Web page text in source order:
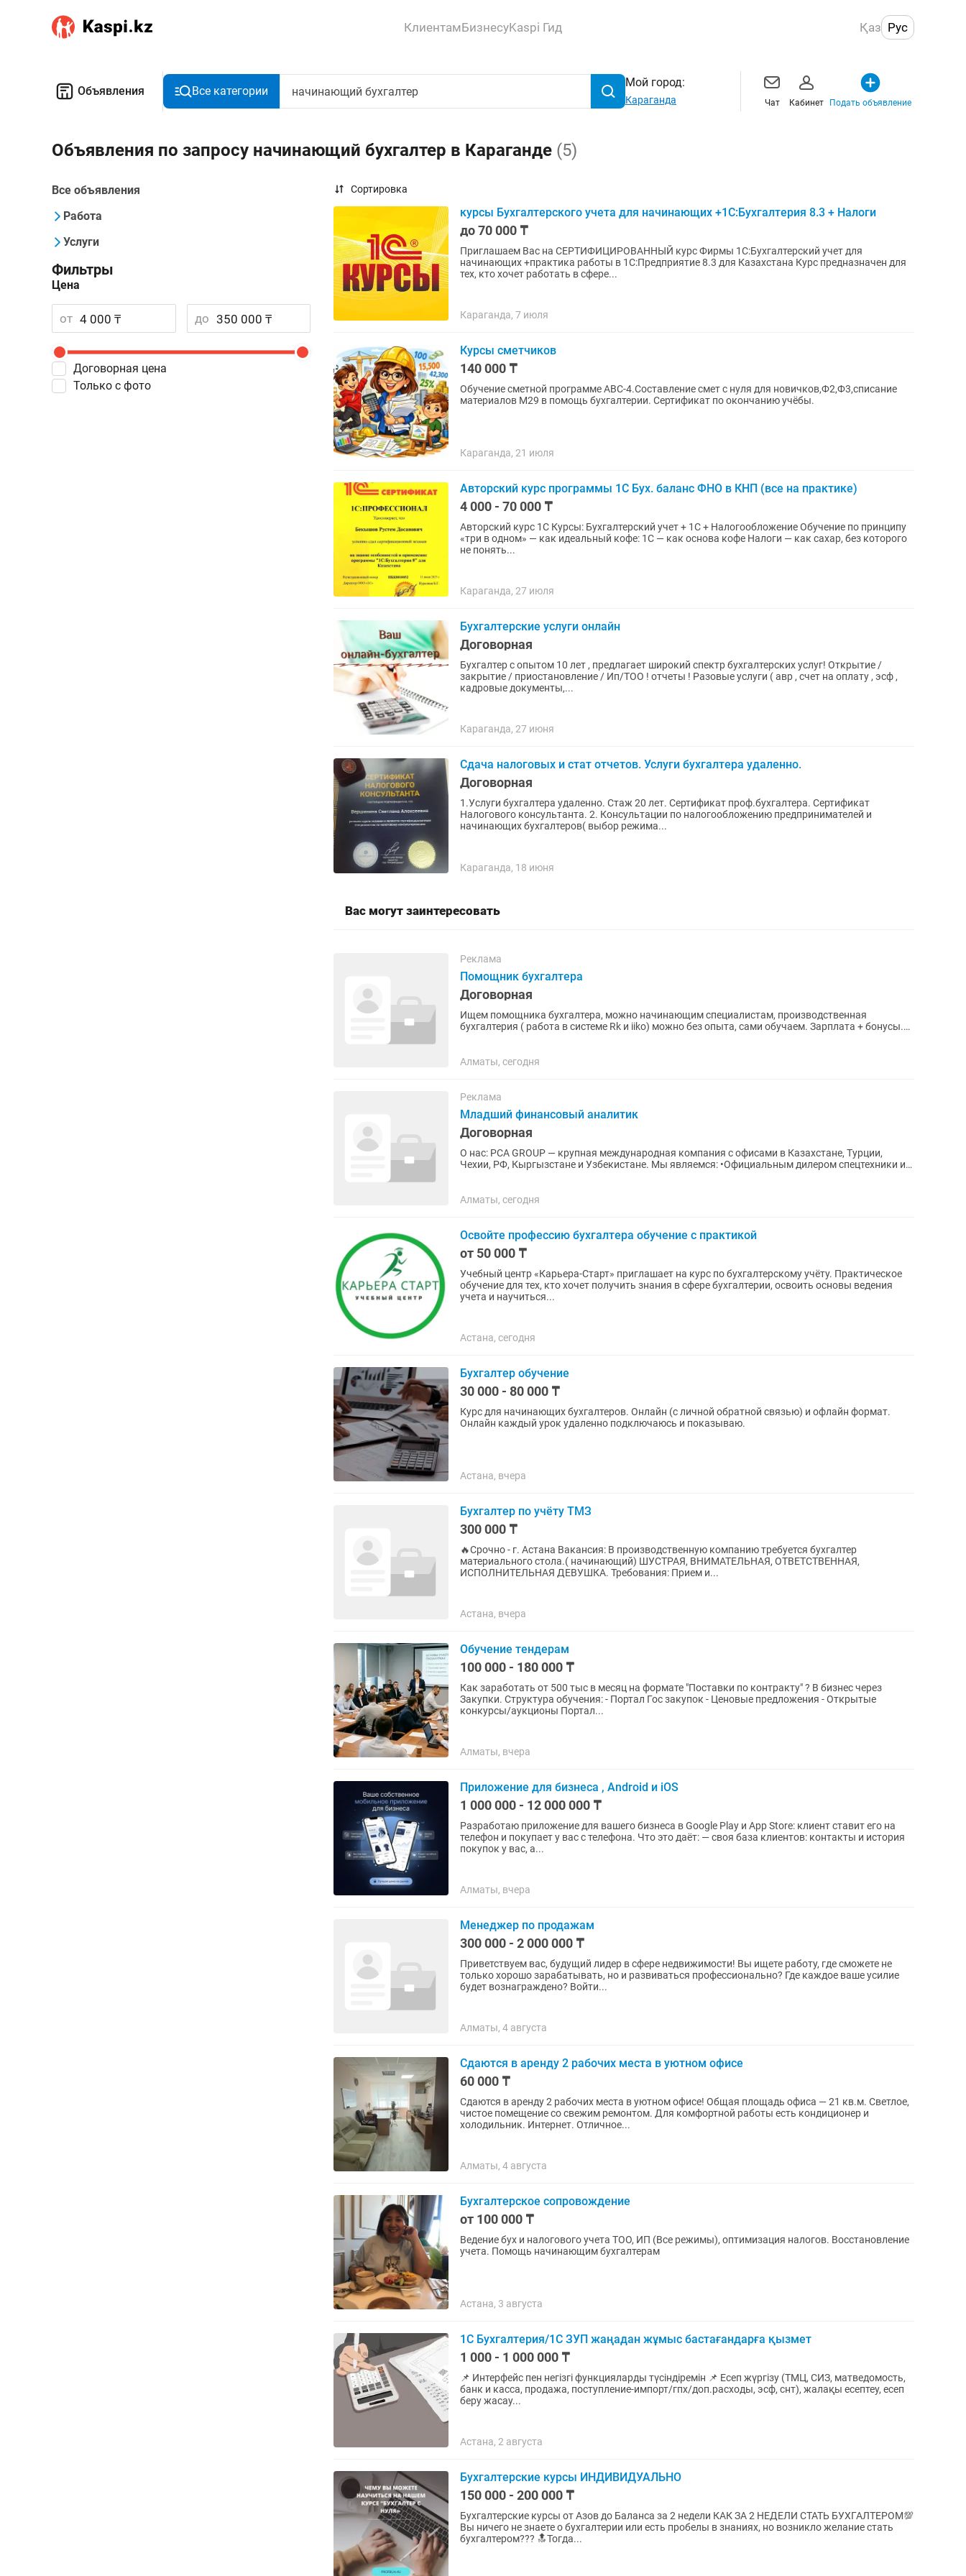
КлиентамБизнесуKaspi Гид Қаз Рус
Объявления Все категории
Мой город:
Караганда Чат Кабинет Подать объявление
Объявления по запросу начинающий бухгалтер в Караганде (5)
Все объявления
Работа
Услуги
Фильтры
Цена
от до
Договорная цена
Только с фото
Сортировка
курсы Бухгалтерского учета для начинающих +1С:Бухгалтерия 8.3 + Налоги
до 70 000 ₸
Приглашаем Вас на СЕРТИФИЦИРОВАННЫЙ курс Фирмы 1С:Бухгалтерский учет для
начинающих +практика работы в 1С:Предприятие 8.3 для Казахстана Курс предназначен для
тех, кто хочет работать в сфере...
Караганда, 7 июля
Курсы сметчиков
140 000 ₸
Обучение сметной программе АВС-4.Составление смет с нуля для новичков,Ф2,Ф3,списание
материалов М29 в помощь бухгалтерии. Сертификат по окончанию учёбы.
Караганда, 21 июля
Авторский курс программы 1С Бух. баланс ФНО в КНП (все на практике)
4 000 - 70 000 ₸
Авторский курс 1С Курсы: Бухгалтерский учет + 1С + Налогообложение Обучение по принципу
«три в одном» — как идеальный кофе: 1С — как основа кофе Налоги — как сахар, без которого
не понять...
Караганда, 27 июля
Бухгалтерские услуги онлайн
Договорная
Бухгалтер с опытом 10 лет , предлагает широкий спектр бухгалтерских услуг! Открытие /
закрытие / приостановление / Ип/ТОО ! отчеты ! Разовые услуги ( авр , счет на оплату , эсф ,
кадровые документы,...
Караганда, 27 июня
Сдача налоговых и стат отчетов. Услуги бухгалтера удаленно.
Договорная
1.Услуги бухгалтера удаленно. Стаж 20 лет. Сертификат проф.бухгалтера. Сертификат
Налогового консультанта. 2. Консультации по налогообложению предпринимателей и
начинающих бухгалтеров( выбор режима...
Караганда, 18 июня
Вас могут заинтересовать
Реклама
Помощник бухгалтера
Договорная
Ищем помощника бухгалтера, можно начинающим специалистам, производственная
бухгалтерия ( работа в системе Rk и iiko) можно без опыта, сами обучаем. Зарплата + бонусы.
Алматы, сегодня
Реклама
Младший финансовый аналитик
Договорная
О нас: PCA GROUP — крупная международная компания с офисами в Казахстане, Турции,
Чехии, РФ, Кыргызстане и Узбекистане. Мы являемся: •Официальным дилером спецтехники и
Алматы, сегодня
Освойте профессию бухгалтера обучение с практикой
от 50 000 ₸
Учебный центр «Карьера-Старт» приглашает на курс по бухгалтерскому учёту. Практическое
обучение для тех, кто хочет получить знания в сфере бухгалтерии, освоить основы ведения
учета и научиться...
Астана, сегодня
Бухгалтер обучение
30 000 - 80 000 ₸
Курс для начинающих бухгалтеров. Онлайн (с личной обратной связью) и офлайн формат.
Онлайн каждый урок удаленно подключаюсь и показываю.
Астана, вчера
Бухгалтер по учёту ТМЗ
300 000 ₸
🔥Срочно - г. Астана Вакансия: В производственную компанию требуется бухгалтер
материального стола.( начинающий) ШУСТРАЯ, ВНИМАТЕЛЬНАЯ, ОТВЕТСТВЕННАЯ,
ИСПОЛНИТЕЛЬНАЯ ДЕВУШКА. Требования: Прием и...
Астана, вчера
Обучение тендерам
100 000 - 180 000 ₸
Как заработать от 500 тыс в месяц на формате "Поставки по контракту" ? В бизнес через
Закупки. Структура обучения: - Портал Гос закупок - Ценовые предложения - Открытые
конкурсы/аукционы Портал...
Алматы, вчера
Приложение для бизнеса , Android и iOS
1 000 000 - 12 000 000 ₸
Разработаю приложение для вашего бизнеса в Google Play и App Store: клиент ставит его на
телефон и покупает у вас с телефона. Что это даёт: — своя база клиентов: контакты и история
покупок у вас, а...
Алматы, вчера
Менеджер по продажам
300 000 - 2 000 000 ₸
Приветствуем вас, будущий лидер в сфере недвижимости! Вы ищете работу, где сможете не
только хорошо зарабатывать, но и развиваться профессионально? Где каждое ваше усилие
будет вознаграждено? Войти...
Алматы, 4 августа
Сдаются в аренду 2 рабочих места в уютном офисе
60 000 ₸
Сдаются в аренду 2 рабочих места в уютном офисе! Общая площадь офиса — 21 кв.м. Светлое,
чистое помещение со свежим ремонтом. Для комфортной работы есть кондиционер и
холодильник. Интернет. Отличное...
Алматы, 4 августа
Бухгалтерское сопровождение
от 100 000 ₸
Ведение бух и налогового учета ТОО, ИП (Все режимы), оптимизация налогов. Восстановление
учета. Помощь начинающим бухгалтерам
Астана, 3 августа
1С Бухгалтерия/1С ЗУП жаңадан жұмыс бастағандарға қызмет
1 000 - 1 000 000 ₸
📌 Интерфейс пен негізгі функцияларды түсіндіремін 📌 Есеп жүргізу (ТМЦ, СИЗ, матведомость,
банк и касса, продажа, поступление-импорт/гпх/доп.расходы, эсф, снт), жалақы есептеу, есеп
беру жасау...
Астана, 2 августа
Бухгалтерские курсы ИНДИВИДУАЛЬНО
150 000 - 200 000 ₸
Бухгалтерские курсы от Азов до Баланса за 2 недели КАК ЗА 2 НЕДЕЛИ СТАТЬ БУХГАЛТЕРОМ💯
Вы ничего не знаете о бухгалтерии или есть пробелы в знаниях, но возникло желание стать
бухгалтером??? 🔝Тогда...